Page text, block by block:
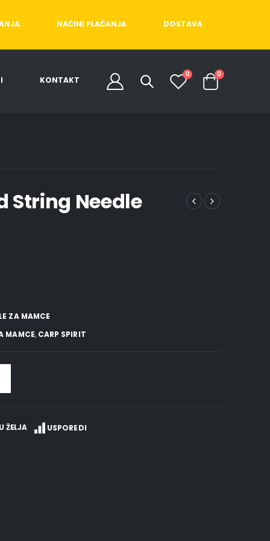
NAČINI PLAĆANJA DOSTAVA
KONTAKT
0 0
String Needle
ZA MAMCE
MAMCE, CARP SPIRIT
ŽELJA USPOREDI